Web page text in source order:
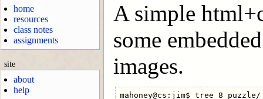
home
resources
class notes
assignments
site
about
help
A simple
some
images.
mahoney@cs:jim$ tree 8_puzzle/